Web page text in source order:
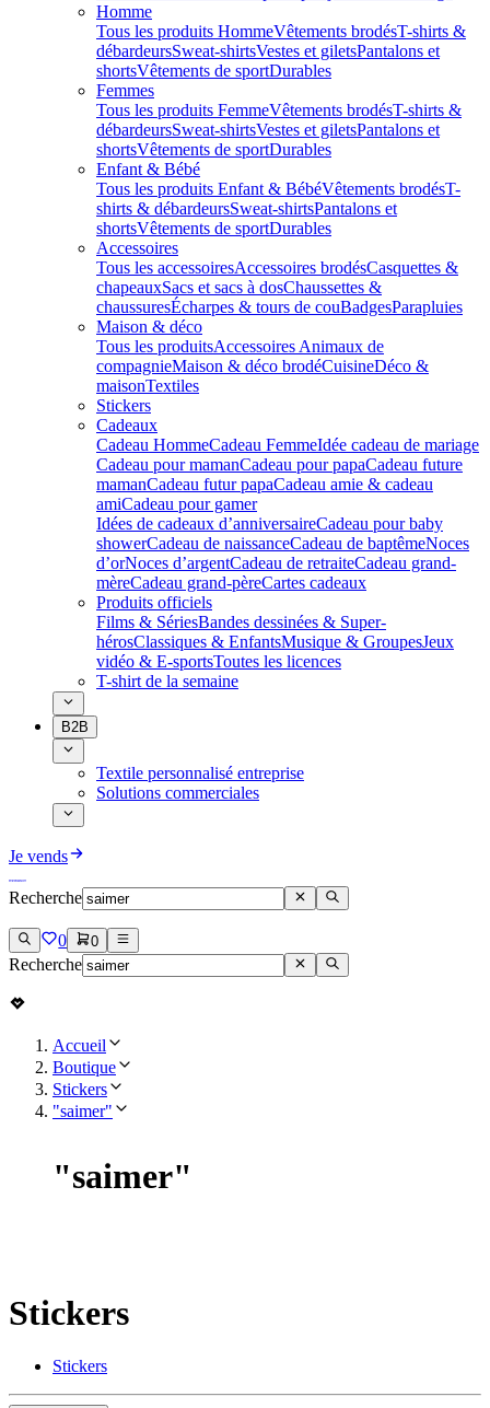
Homme
Tous les produits HommeVêtements brodésT-shirts &
débardeursSweat-shirtsVestes et giletsPantalons et
shortsVêtements de sportDurables
Femmes
Tous les produits FemmeVêtements brodésT-shirts &
débardeursSweat-shirtsVestes et giletsPantalons et
shortsVêtements de sportDurables
Enfant & Bébé
Tous les produits Enfant & BébéVêtements brodésT-
shirts & débardeursSweat-shirtsPantalons et
shortsVêtements de sportDurables
Accessoires
Tous les accessoiresAccessoires brodésCasquettes &
chapeauxSacs et sacs à dosChaussettes &
chaussuresÉcharpes & tours de couBadgesParapluies
Maison & déco
Tous les produitsAccessoires Animaux de
compagnieMaison & déco brodéCuisineDéco &
maisonTextiles
Stickers
Cadeaux
Cadeau HommeCadeau FemmeIdée cadeau de mariage​
Cadeau pour mamanCadeau pour papaCadeau future
mamanCadeau futur papaCadeau amie & cadeau
amiCadeau pour gamer
Idées de cadeaux d’anniversaireCadeau pour baby
showerCadeau de naissanceCadeau de baptêmeNoces
d’orNoces d’argentCadeau de retraiteCadeau grand-
mèreCadeau grand-pèreCartes cadeaux
Produits officiels
Films & SériesBandes dessinées & Super-
hérosClassiques & EnfantsMusique & GroupesJeux
vidéo & E-sportsToutes les licences
T-shirt de la semaine
B2B
Textile personnalisé entreprise
Solutions commerciales
Je vends
Recherche
0 0
Recherche
Accueil
Boutique
Stickers
"saimer"
"saimer"
Stickers
Stickers